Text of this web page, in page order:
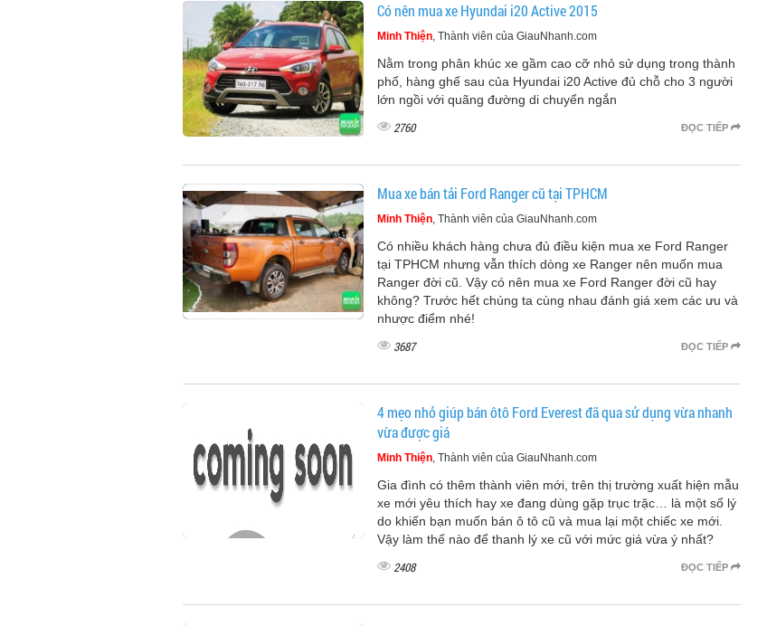
Có nên mua xe Hyundai i20 Active 2015
Minh Thiện, Thành viên của GiauNhanh.com
Nằm trong phân khúc xe gầm cao cỡ nhỏ sử dụng trong thành
phố, hàng ghế sau của Hyundai i20 Active đủ chỗ cho 3 người
lớn ngồi với quãng đường di chuyển ngắn
ĐỌC TIẾP
2760
Mua xe bán tải Ford Ranger cũ tại TPHCM
Minh Thiện, Thành viên của GiauNhanh.com
Có nhiều khách hàng chưa đủ điều kiện mua xe Ford Ranger
tại TPHCM nhưng vẫn thích dòng xe Ranger nên muốn mua
Ranger đời cũ. Vậy có nên mua xe Ford Ranger đời cũ hay
không? Trước hết chúng ta cùng nhau đánh giá xem các ưu và
nhược điểm nhé!
ĐỌC TIẾP
3687
4 mẹo nhỏ giúp bán ôtô Ford Everest đã qua sử dụng vừa nhanh
vừa được giá
Minh Thiện, Thành viên của GiauNhanh.com
Gia đình có thêm thành viên mới, trên thị trường xuất hiện mẫu
xe mới yêu thích hay xe đang dùng gặp trục trặc… là một số lý
do khiến bạn muốn bán ô tô cũ và mua lại một chiếc xe mới.
Vậy làm thế nào để thanh lý xe cũ với mức giá vừa ý nhất?
ĐỌC TIẾP
2408